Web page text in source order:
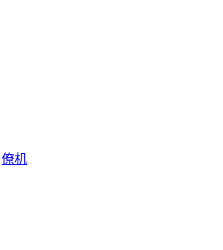
僚机